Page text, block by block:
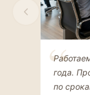
Елена
года.
по